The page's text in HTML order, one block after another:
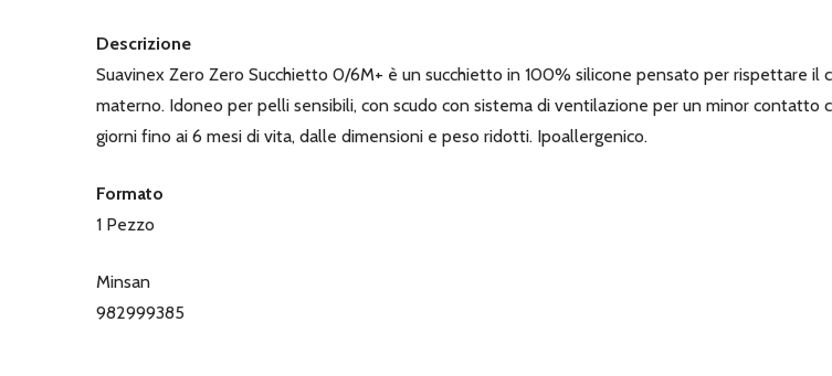
Descrizione
Suavinex Zero Zero Succhietto 0/6M+ è un succhietto in 100% silicone pensato per rispettare
materno. Idoneo per pelli sensibili, con scudo con sistema di ventilazione per un minor
giorni fino ai 6 mesi di vita, dalle dimensioni e peso ridotti. Ipoallergenico.
Formato
1 Pezzo
Minsan
982999385